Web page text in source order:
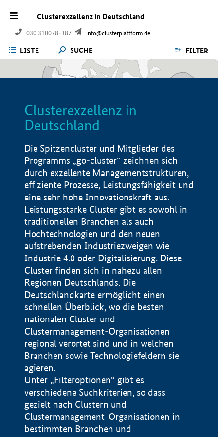
Clusterexzellenz in Deutschland
030 310078-387 info@clusterplattform.de
LISTE SUCHE FILTER
Clusterexzellenz in
Deutschland
Die Spitzencluster und Mitglieder des
Programms „go-cluster“ zeichnen sich
durch exzellente Managementstrukturen,
effiziente Prozesse, Leistungsfähigkeit und
eine sehr hohe Innovationskraft aus.
Leistungsstarke Cluster gibt es sowohl in
traditionellen Branchen als auch
Hochtechnologien und den neuen
aufstrebenden Industriezweigen wie
Industrie 4.0 oder Digitalisierung. Diese
Cluster finden sich in nahezu allen
Regionen Deutschlands. Die
Deutschlandkarte ermöglicht einen
schnellen Überblick, wo die besten
nationalen Cluster und
Clustermanagement-Organisationen
regional verortet sind und in welchen
Branchen sowie Technologiefeldern sie
agieren.
Unter „Filteroptionen“ gibt es
verschiedene Suchkriterien, so dass
gezielt nach Clustern und
Clustermanagement-Organisationen in
bestimmten Branchen und
Impressum
Datenschutzerklärung
BMWE, 2026 ©
100 km © Geobasis-DE / BKG 2015